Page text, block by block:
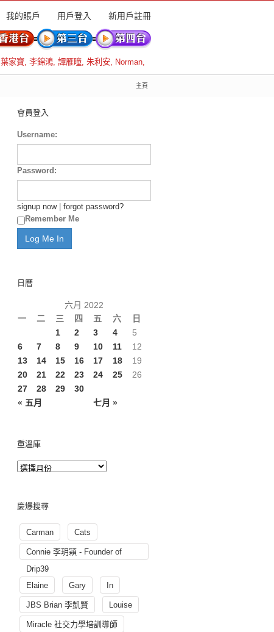
我的賬戶 用戶登入 新用戶註冊
葉家寶, 李錦鴻, 譚雁瞳, 朱利安, Norman,
主頁
會員登入
Username:
Password:
signup now| forgot password?
Remember Me
日曆
六月 2022
一
二 三 四 五 六 日
« 五月 七月 »
1 2 3 4
5
6
7 8 9 10 11
12
13
14 15 16 17 18
19
20
21 22 23 24 25
26
27
28 29 30
重溫庫
慶爆搜尋
Carman Cats
Connie 李玥穎 - Founder of
Drip39
Elaine
Gary In
JBS Brian 李凱賢 Louise
Miracle 社交力學培訓導師